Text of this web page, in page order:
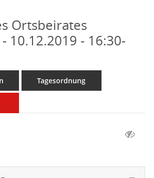
Ortsbeirates
10.12.2019 - 16:30-
Tagesordnung